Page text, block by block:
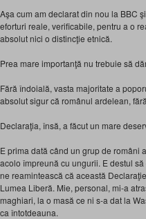
Aşa cum am declarat din nou la BBC
eforturi reale, verificabile, pentru a o
absolut nici o distincţie etnică.
Prea mare importanţă nu trebuie să
Fără îndoială, vasta majoritate a
absolut sigur că românul ardelean,
Declaraţia, însă, a făcut un mare
E prima dată când un grup de români
acolo împreună cu ungurii. E destul
ne reamintească că această
Lumea Liberă. Mie, personal, mi-a
maghiari, la o masă ce ni s-a dat la
ca întotdeauna.